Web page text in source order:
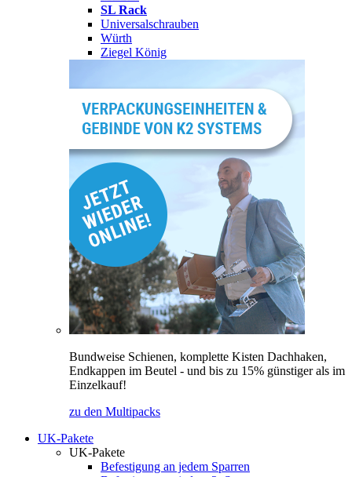
SL Rack
Universalschrauben
Würth
Ziegel König
Bundweise Schienen, komplette Kisten Dachhaken,
Endkappen im Beutel - und bis zu 15% günstiger als im
Einzelkauf!
zu den Multipacks
UK-Pakete
UK-Pakete
Befestigung an jedem Sparren